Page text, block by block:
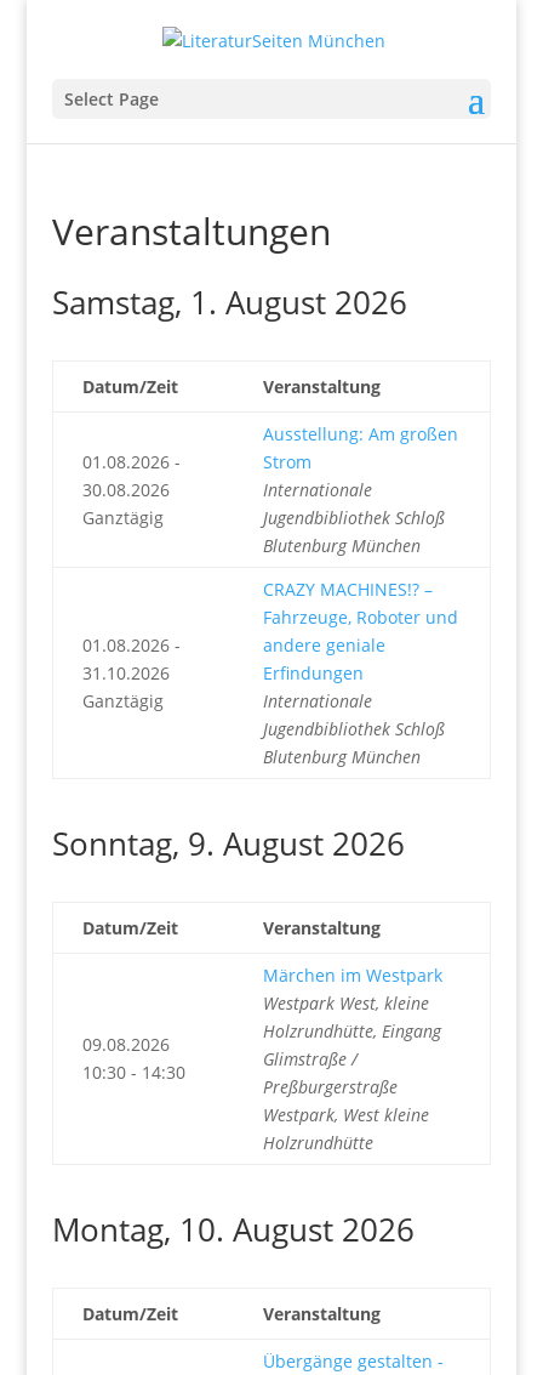
Select Page
Veranstaltungen
Samstag, 1. August 2026
Datum/Zeit Veranstaltung
01.08.2026 -
30.08.2026
Ganztägig
Ausstellung: Am großen
Strom
Internationale
Jugendbibliothek Schloß
Blutenburg München
01.08.2026 -
31.10.2026
Ganztägig
CRAZY MACHINES!? –
Fahrzeuge, Roboter und
andere geniale
Erfindungen
Internationale
Jugendbibliothek Schloß
Blutenburg München
Sonntag, 9. August 2026
Datum/Zeit Veranstaltung
09.08.2026
10:30 - 14:30
Märchen im Westpark
Westpark West, kleine
Holzrundhütte, Eingang
Glimstraße /
Preßburgerstraße
Westpark, West kleine
Holzrundhütte
Montag, 10. August 2026
Datum/Zeit Veranstaltung
Übergänge gestalten -